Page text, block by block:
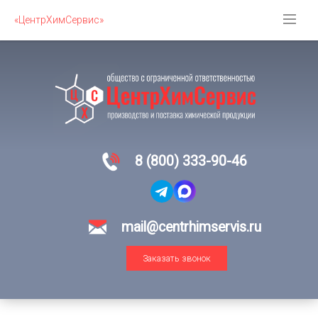
«ЦентрХимСервис»
8 (800) 333-90-46
mail@centrhimservis.ru
Заказать звонок